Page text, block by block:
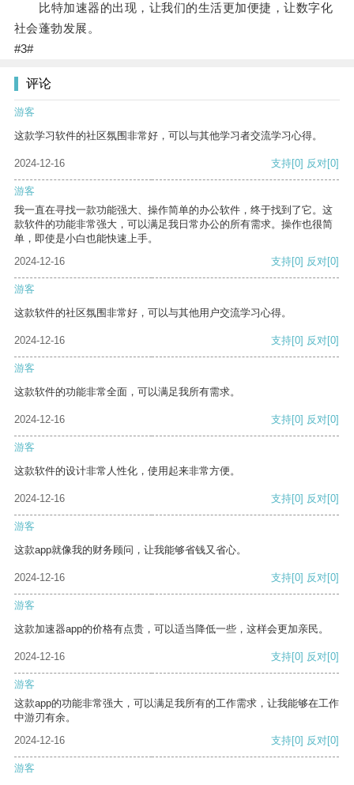
比特加速器的出现，让我们的生活更加便捷，让数字化
社会蓬勃发展。
#3#
评论
游客
这款学习软件的社区氛围非常好，可以与其他学习者交流学习心得。
2024-12-16 支持[0] 反对[0]
游客
我一直在寻找一款功能强大、操作简单的办公软件，终于找到了它。这
款软件的功能非常强大，可以满足我日常办公的所有需求。操作也很简
单，即使是小白也能快速上手。
2024-12-16
支持[0] 反对[0]
游客
这款软件的社区氛围非常好，可以与其他用户交流学习心得。
2024-12-16 支持[0] 反对[0]
游客
这款软件的功能非常全面，可以满足我所有需求。
2024-12-16 支持[0] 反对[0]
游客
这款软件的设计非常人性化，使用起来非常方便。
2024-12-16 支持[0] 反对[0]
游客
这款app就像我的财务顾问，让我能够省钱又省心。
2024-12-16 支持[0] 反对[0]
游客
这款加速器app的价格有点贵，可以适当降低一些，这样会更加亲民。
2024-12-16 支持[0] 反对[0]
游客
这款app的功能非常强大，可以满足我所有的工作需求，让我能够在工作
中游刃有余。
2024-12-16
支持[0] 反对[0]
游客